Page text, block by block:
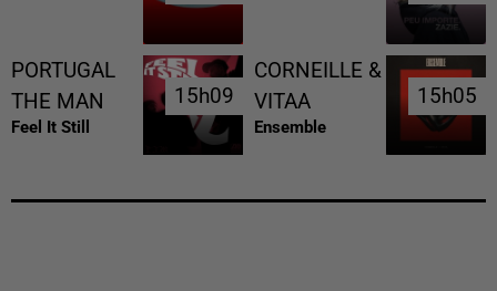
PORTUGAL
THE MAN
Feel It Still
15h09
15h09
CORNEILLE &
VITAA
Ensemble
15h05
15h05